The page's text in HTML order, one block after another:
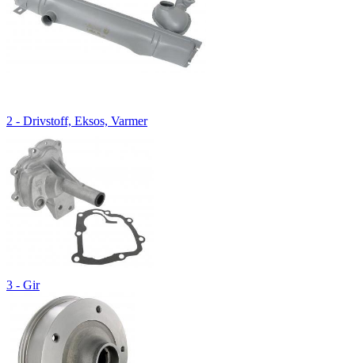
2 - Drivstoff, Eksos, Varmer
3 - Gir